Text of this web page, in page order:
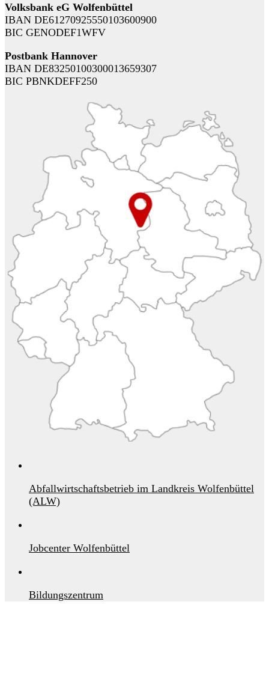
Volksbank eG Wolfenbüttel
IBAN DE61270925550103600900
BIC GENODEF1WFV
Postbank Hannover
IBAN DE83250100300013659307
BIC PBNKDEFF250
Abfallwirtschaftsbetrieb im Landkreis Wolfenbüttel
(ALW)
Jobcenter Wolfenbüttel
Bildungszentrum